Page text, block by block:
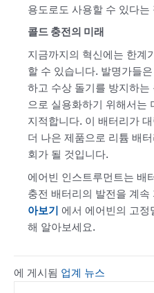
용도로도 사용할 수 있다는
콜드 충전의 미래
지금까지의 혁신에는 한계
할 수 있습니다. 발명가들
하고 수상 돌기를 방지하는
으로 실용화하기 위해서는
지적합니다. 이 배터리가
더 나은 제품으로 리튬 배
회가 될 것입니다.
에어빈 인스트루먼트는 배
충전 배터리의 발전을 계속
아보기 에서 에어빈의 고정
해 알아보세요.
에 게시됨 업계 뉴스